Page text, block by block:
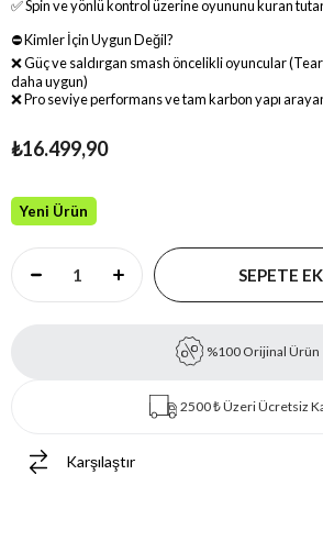
✅ Spin ve yönlü kontrol üzerine oyununu kuran
⛔ Kimler İçin Uygun Değil?
❌ Güç ve saldırgan smash öncelikli oyuncular
daha uygun)
❌ Pro seviye performans ve tam karbon yapı
₺16.499,90
Yeni Ürün
%100 Orijinal Ürün
2500 ₺ Üzeri Ücretsiz
Karşılaştır